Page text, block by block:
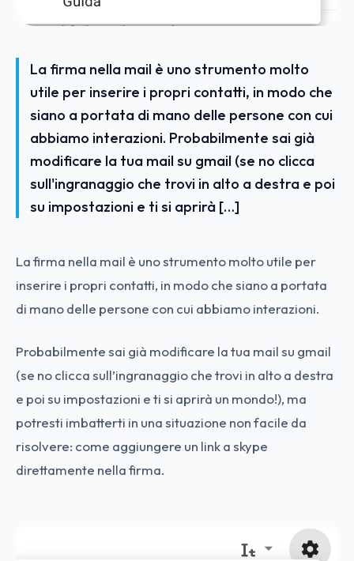
La firma nella mail è uno strumento molto
utile per inserire i propri contatti, in modo che
siano a portata di mano delle persone con cui
abbiamo interazioni. Probabilmente sai già
modificare la tua mail su gmail (se no clicca
sull'ingranaggio che trovi in alto a destra e poi
su impostazioni e ti si aprirà […]
La firma nella mail è uno strumento molto utile per
inserire i propri contatti, in modo che siano a portata
di mano delle persone con cui abbiamo interazioni.
Probabilmente sai già modificare la tua mail su gmail
(se no clicca sull’ingranaggio che trovi in alto a destra
e poi su impostazioni e ti si aprirà un mondo!), ma
potresti imbatterti in una situazione non facile da
risolvere: come aggiungere un link a skype
direttamente nella firma.